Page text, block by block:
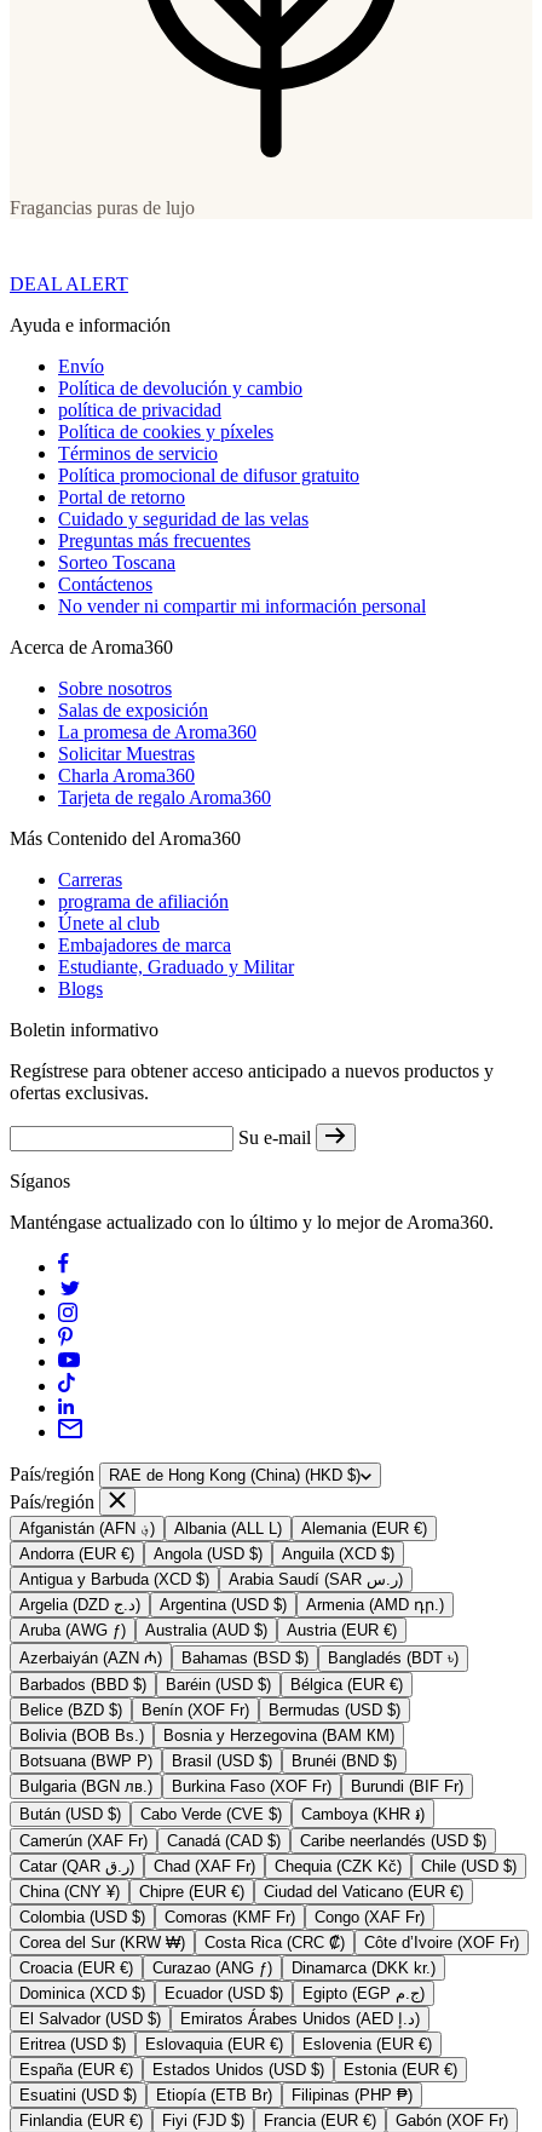
Fragancias puras de lujo
DEAL ALERT
Ayuda e información
Envío
Política de devolución y cambio
política de privacidad
Política de cookies y píxeles
Términos de servicio
Política promocional de difusor gratuito
Portal de retorno
Cuidado y seguridad de las velas
Preguntas más frecuentes
Sorteo Toscana
Contáctenos
No vender ni compartir mi información personal
Acerca de Aroma360
Sobre nosotros
Salas de exposición
La promesa de Aroma360
Solicitar Muestras
Charla Aroma360
Tarjeta de regalo Aroma360
Más Contenido del Aroma360
Carreras
programa de afiliación
Únete al club
Embajadores de marca
Estudiante, Graduado y Militar
Blogs
Boletin informativo
Regístrese para obtener acceso anticipado a nuevos productos y
ofertas exclusivas.
Su e-mail
Síganos
Manténgase actualizado con lo último y lo mejor de Aroma360.
País/región RAE de Hong Kong (China) (HKD $)
País/región
Afganistán (AFN ؋) Albania (ALL L)
Alemania (EUR €)
Andorra (EUR €)
Angola (USD $)
Anguila (XCD $)
Antigua y Barbuda (XCD $)
Arabia Saudí (SAR ر.س)
Argelia (DZD د.ج)
Argentina (USD $)
Armenia (AMD դր.)
Aruba (AWG ƒ)
Australia (AUD $)
Austria (EUR €)
Azerbaiyán (AZN ₼)
Bahamas (BSD $)
Bangladés (BDT ৳)
Barbados (BBD $)
Baréin (USD $)
Bélgica (EUR €)
Belice (BZD $)
Benín (XOF Fr)
Bermudas (USD $)
Bolivia (BOB Bs.)
Bosnia y Herzegovina (BAM КМ)
Botsuana (BWP P)
Brasil (USD $)
Brunéi (BND $)
Bulgaria (BGN лв.)
Burkina Faso (XOF Fr)
Burundi (BIF Fr)
Bután (USD $)
Cabo Verde (CVE $)
Camboya (KHR ៛)
Camerún (XAF Fr)
Canadá (CAD $)
Caribe neerlandés (USD $)
Catar (QAR ر.ق)
Chad (XAF Fr) Chequia (CZK Kč)
Chile (USD $)
China (CNY ¥)
Chipre (EUR €)
Ciudad del Vaticano (EUR €)
Colombia (USD $)
Comoras (KMF Fr)
Congo (XAF Fr)
Corea del Sur (KRW ₩)
Costa Rica (CRC ₡)
Côte d’Ivoire (XOF Fr)
Croacia (EUR €)
Curazao (ANG ƒ)
Dinamarca (DKK kr.)
Dominica (XCD $)
Ecuador (USD $)
Egipto (EGP ج.م)
El Salvador (USD $)
Emiratos Árabes Unidos (AED د.إ)
Eritrea (USD $)
Eslovaquia (EUR €)
Eslovenia (EUR €)
España (EUR €)
Estados Unidos (USD $)
Estonia (EUR €)
Esuatini (USD $)
Etiopía (ETB Br)
Filipinas (PHP ₱)
Finlandia (EUR €)
Fiyi (FJD $) Francia (EUR €)
Gabón (XOF Fr)